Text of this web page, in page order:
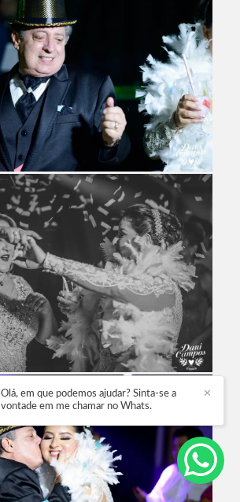
✕
Olá, em que podemos ajudar? Sinta-se a
vontade em me chamar no Whats.